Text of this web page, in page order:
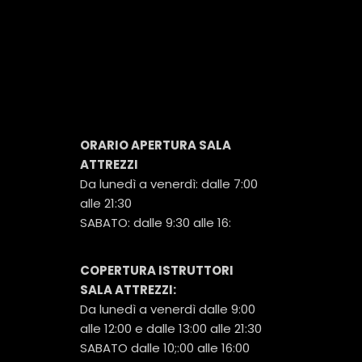
ORARIO APERTURA SALA
ATTREZZI
Da lunedì a venerdì: dalle 7:00
alle 21:30
SABATO: dalle 9:30 alle 16:
COPERTURA ISTRUTTORI
SALA ATTREZZI:
Da lunedì a venerdì dalle 9:00
alle 12:00 e dalle 13:00 alle 21:30
SABATO dalle 10;:00 alle 16:00